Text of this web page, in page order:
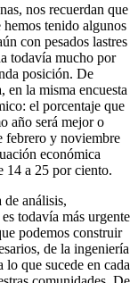
nos recuerdan que
hemos tenido algunos
con pesados lastres
todavía mucho por
posición. De
en la misma encuesta
el porcentaje que
año será mejor o
febrero y noviembre
económica
14 a 25 por ciento.
de análisis,
todavía más urgente
podemos construir
de la ingeniería
lo que sucede en cada